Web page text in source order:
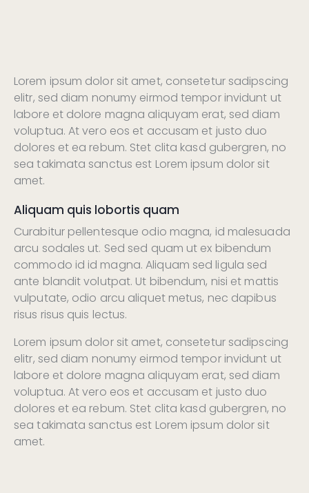
Lorem ipsum dolor sit amet, consetetur sadipscing
elitr, sed diam nonumy eirmod tempor invidunt ut
labore et dolore magna aliquyam erat, sed diam
voluptua. At vero eos et accusam et justo duo
dolores et ea rebum. Stet clita kasd gubergren, no
sea takimata sanctus est Lorem ipsum dolor sit
amet.
Aliquam quis lobortis quam
Curabitur pellentesque odio magna, id malesuada
arcu sodales ut. Sed sed quam ut ex bibendum
commodo id id magna. Aliquam sed ligula sed
ante blandit volutpat. Ut bibendum, nisi et mattis
vulputate, odio arcu aliquet metus, nec dapibus
risus risus quis lectus.
Lorem ipsum dolor sit amet, consetetur sadipscing
elitr, sed diam nonumy eirmod tempor invidunt ut
labore et dolore magna aliquyam erat, sed diam
voluptua. At vero eos et accusam et justo duo
dolores et ea rebum. Stet clita kasd gubergren, no
sea takimata sanctus est Lorem ipsum dolor sit
amet.